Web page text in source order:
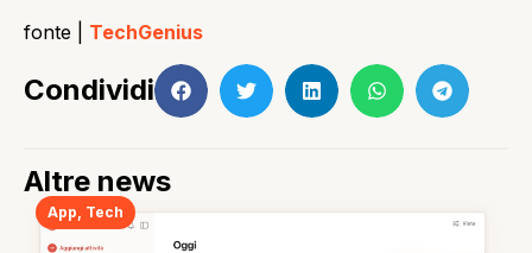
fonte | TechGenius
Condividi
Altre news
App Tech